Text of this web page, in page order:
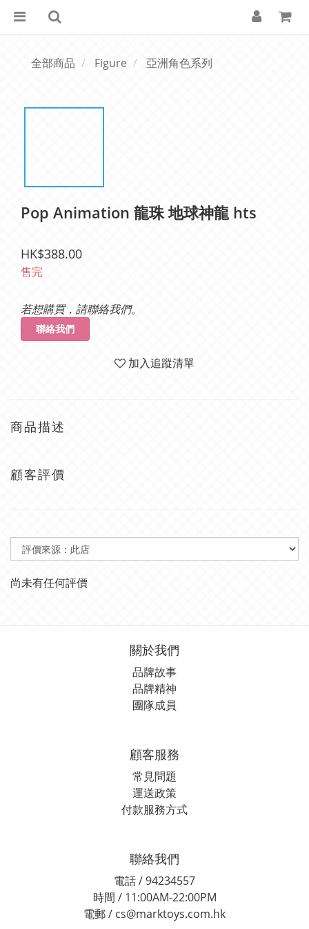
全部商品 Figure 亞洲角色系列
Pop Animation 龍珠 地球神龍 hts
HK$388.00
售完
若想購買，請聯絡我們。
聯絡我們
加入追蹤清單
商品描述
顧客評價
尚未有任何評價
關於我們
品牌故事
品牌精神
團隊成員
顧客服務
常見問題
運送政策
付款服務方式
聯絡我們
電話 / 94234557
時間 / 11:00AM-22:00PM
電郵 / cs@marktoys.com.hk